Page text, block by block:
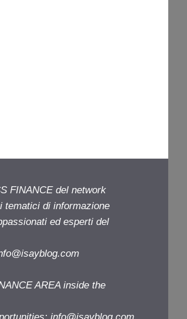
FINANCE del network
tematici di informazione
ed esperti del
AREA inside the